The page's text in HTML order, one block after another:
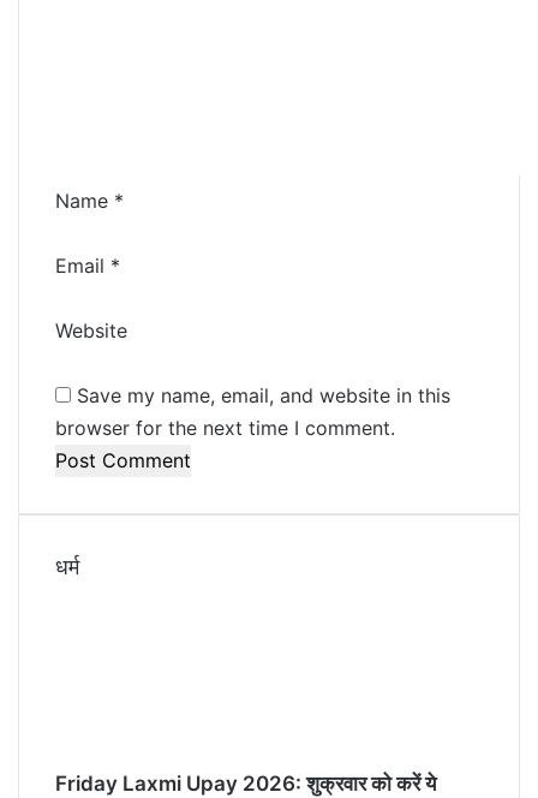
Name *
Email *
Website
Save my name, email, and website in this
browser for the next time I comment.
धर्म
Friday Laxmi Upay 2026: शुक्रवार को करें ये